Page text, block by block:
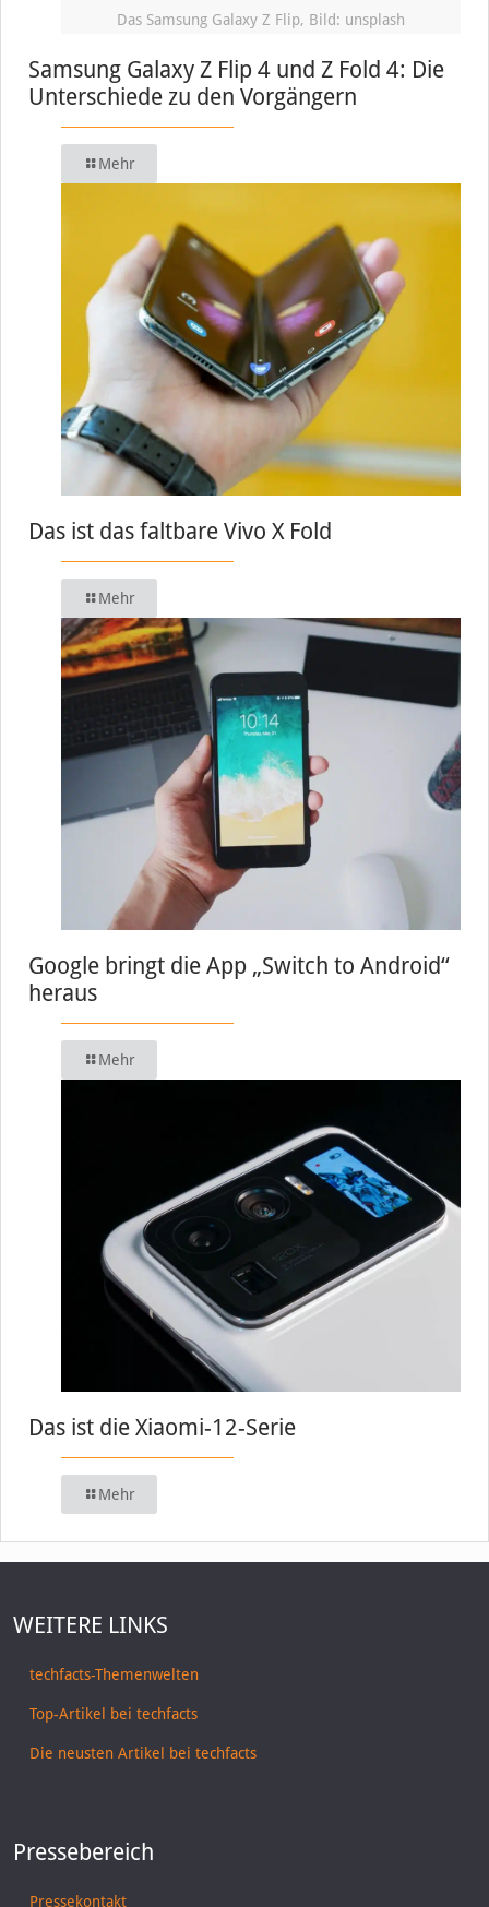
Das Samsung Galaxy Z Flip, Bild: unsplash
Samsung Galaxy Z Flip 4 und Z Fold 4: Die
Unterschiede zu den Vorgängern
Mehr
Das ist das faltbare Vivo X Fold
Mehr
Google bringt die App „Switch to Android“
heraus
Mehr
Das ist die Xiaomi-12-Serie
Mehr
WEITERE LINKS
techfacts-Themenwelten
Top-Artikel bei techfacts
Die neusten Artikel bei techfacts
Pressebereich
Pressekontakt